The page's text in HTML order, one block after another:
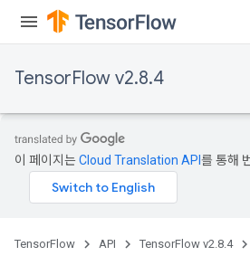
TensorFlow v2.8.4
이 페이지는Cloud Translation API 를 통해
TensorFlow API TensorFlow v2.8.4